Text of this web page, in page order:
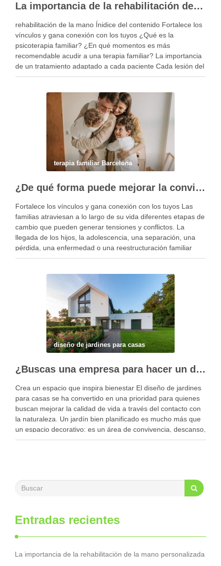
La importancia de la rehabilitación de la mano personalizada
rehabilitación de la mano Ínidice del contenido Fortalece los
vínculos y gana conexión con los tuyos ¿Qué es la
psicoterapia familiar? ¿En qué momentos es más
recomendable acudir a una terapia familiar? La importancia
de un tratamiento adaptado a cada paciente Cada lesión del
miembro superior es diferente y, por …
terapia familiar Barcelona
¿De qué forma puede mejorar la convivencia la terapia familiar?
Fortalece los vínculos y gana conexión con los tuyos Las
familias atraviesan a lo largo de su vida diferentes etapas de
cambio que pueden generar tensiones y conflictos. La
llegada de los hijos, la adolescencia, una separación, una
pérdida, una enfermedad o una reestructuración familiar
pueden alterar el equilibrio del …
diseño de jardines para casas
¿Buscas una empresa para hacer un diseño profesional de jardines en tu casa?
Crea un espacio que inspira bienestar El diseño de jardines
para casas se ha convertido en una prioridad para quienes
buscan mejorar la calidad de vida a través del contacto con
la naturaleza. Un jardín bien planificado es mucho más que
un espacio decorativo: es un área de convivencia, descanso,
…
Entradas recientes
La importancia de la rehabilitación de la mano personalizada